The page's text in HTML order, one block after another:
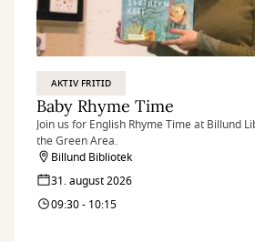
AKTIV FRITID
Baby Rhyme Time
Join us for English Rhyme Time at Billund
the Green Area.
Billund Bibliotek
31. august 2026
09:30 - 10:15